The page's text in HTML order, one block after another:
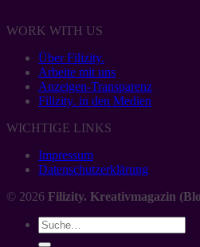
WORK WITH US
Über Filizity.
Arbeite mit uns
Anzeigen-Transparenz
Filizity. in den Medien
WICHTIGE LINKS
Impressum
Datenschutzerklärung
© 2026 Filizity. Kreativmagazin